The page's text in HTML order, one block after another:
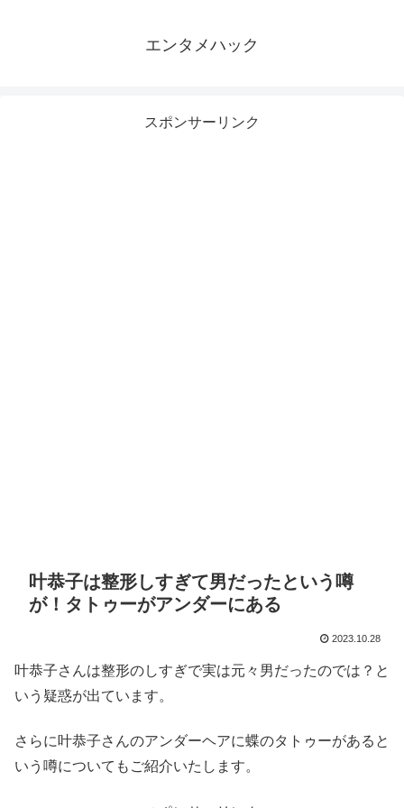
エンタメハック
スポンサーリンク
叶恭子は整形しすぎて男だったという噂
が！タトゥーがアンダーにある
2023.10.28
叶恭子さんは整形のしすぎで実は元々男だったのでは？と
いう疑惑が出ています。
さらに叶恭子さんのアンダーヘアに蝶のタトゥーがあると
いう噂についてもご紹介いたします。